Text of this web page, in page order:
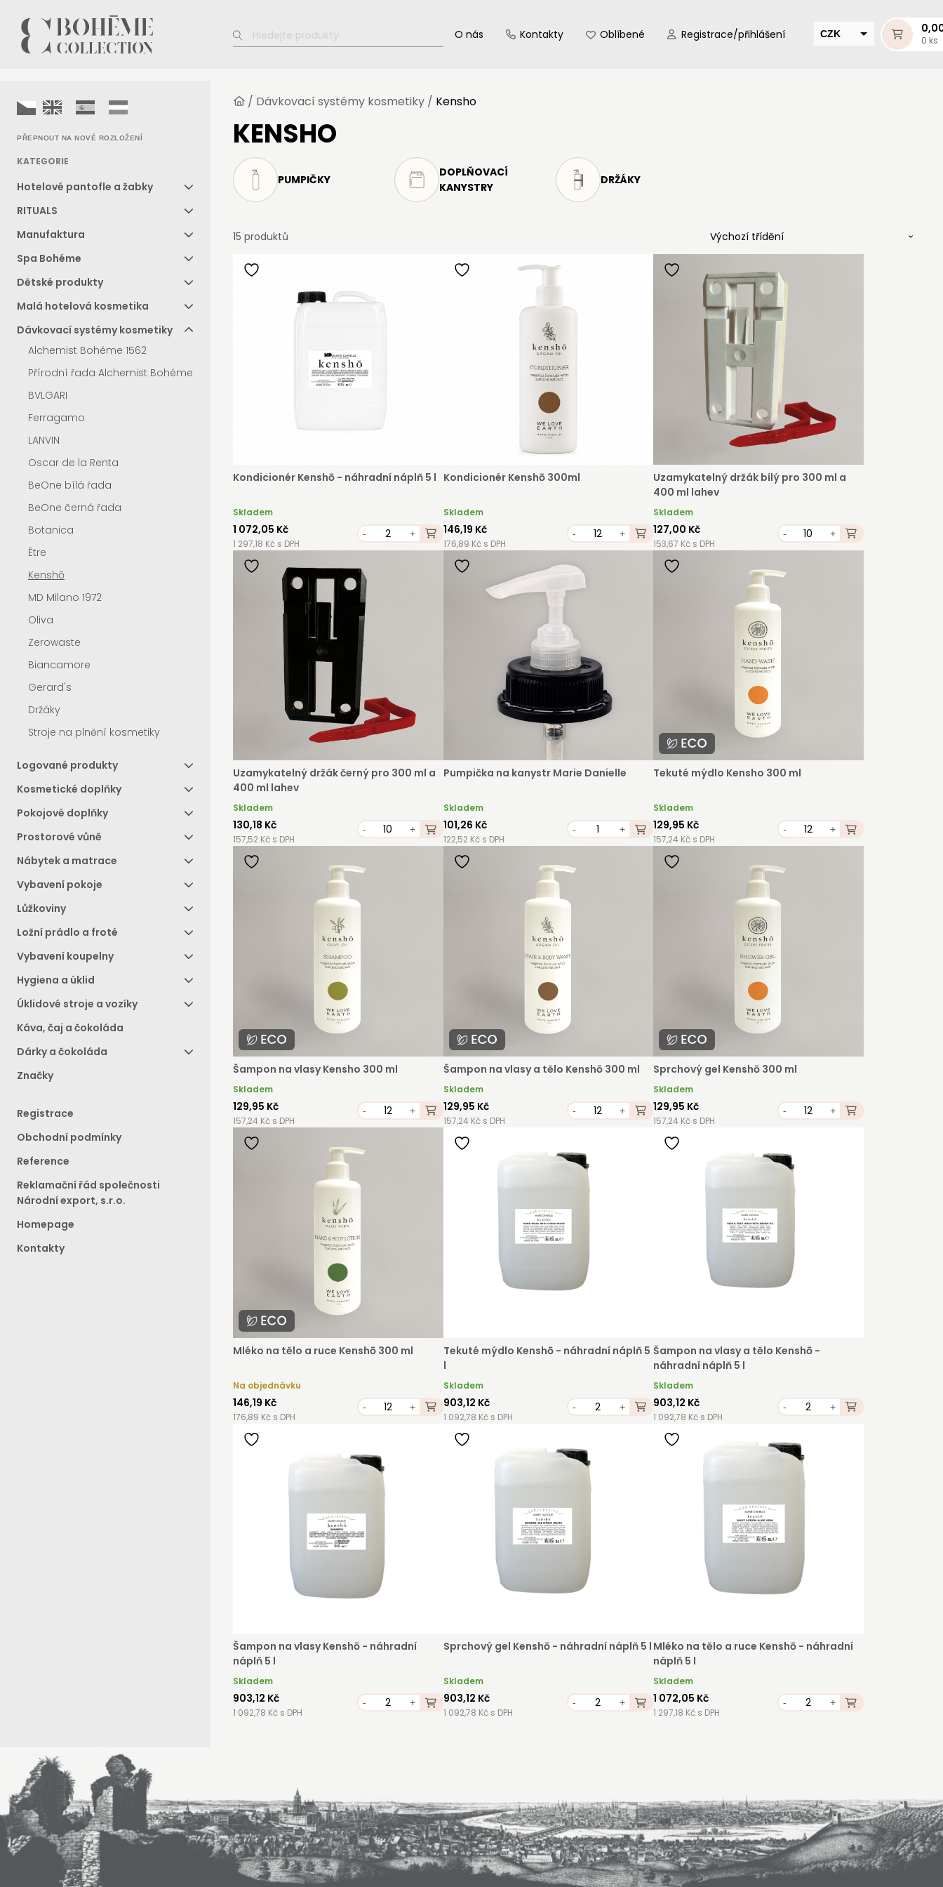
O nás Kontakty Oblíbené Registrace/přihlášení CZK
0 ks
PŘEPNOUT NA NOVÉ ROZLOŽENÍ
KATEGORIE
Hotelové pantofle a žabky
RITUALS
Manufaktura
Spa Bohéme
Dětské produkty
Malá hotelová kosmetika
Dávkovací systémy kosmetiky
Alchemist Bohéme 1562
Přírodní řada Alchemist Bohéme
BVLGARI
Ferragamo
LANVIN
Oscar de la Renta
BeOne bílá řada
BeOne černá řada
Botanica
Être
Kenshō
MD Milano 1972
Oliva
Zerowaste
Biancamore
Gerard's
Držáky
Stroje na plnění kosmetiky
Logované produkty
Kosmetické doplňky
Pokojové doplňky
Prostorové vůně
Nábytek a matrace
Vybavení pokoje
Lůžkoviny
Ložní prádlo a froté
Vybavení koupelny
Hygiena a úklid
Úklidové stroje a vozíky
Káva, čaj a čokoláda
Dárky a čokoláda
Značky
Registrace
Obchodní podmínky
Reference
Reklamační řád společnosti
Národní export, s.r.o.
Homepage
Kontakty
/ Dávkovací systémy kosmetiky / Kensho
KENSHO
PUMPIČKY
DOPLŇOVACÍ
KANYSTRY
DRŽÁKY
15 produktů
Kondicionér Kenshō - náhradní náplň 5 l
Skladem
1 072,05 Kč
1 297,18 Kč s DPH
- +
Kondicionér Kenshō 300ml
Skladem
146,19 Kč
176,89 Kč s DPH
- +
Uzamykatelný držák bílý pro 300 ml a
400 ml lahev
Skladem
127,00 Kč
153,67 Kč s DPH
- +
Uzamykatelný držák černý pro 300 ml a
400 ml lahev
Skladem
130,18 Kč
157,52 Kč s DPH
- +
Pumpička na kanystr Marie Danielle
Skladem
101,26 Kč
122,52 Kč s DPH
- +
Tekuté mýdlo Kensho 300 ml
Skladem
129,95 Kč
157,24 Kč s DPH
- +
Šampon na vlasy Kensho 300 ml
Skladem
129,95 Kč
157,24 Kč s DPH
- +
Šampon na vlasy a tělo Kenshō 300 ml
Skladem
129,95 Kč
157,24 Kč s DPH
- +
Sprchový gel Kenshō 300 ml
Skladem
129,95 Kč
157,24 Kč s DPH
- +
Mléko na tělo a ruce Kenshō 300 ml
Na objednávku
146,19 Kč
176,89 Kč s DPH
- +
Tekuté mýdlo Kenshō - náhradní náplň 5
l
Skladem
903,12 Kč
1 092,78 Kč s DPH
- +
Šampon na vlasy a tělo Kenshō -
náhradní náplň 5 l
Skladem
903,12 Kč
1 092,78 Kč s DPH
- +
Šampon na vlasy Kenshō - náhradní
náplň 5 l
Skladem
903,12 Kč
1 092,78 Kč s DPH
- +
Sprchový gel Kenshō - náhradní náplň 5 l
Skladem
903,12 Kč
1 092,78 Kč s DPH
- +
Mléko na tělo a ruce Kenshō - náhradní
náplň 5 l
Skladem
1 072,05 Kč
1 297,18 Kč s DPH
- +
STAŇTE SE KLIENTEM
Stát se klientem velkoobchodu Bohéme Collection je jednoduché,
stačí podnikat a mít platné IČO. Kromě snadnějšího procesu
objednávek můžete získat slevy až do výše 25 % v závislosti na
velikosti vašeho zařízení.
Registrovat